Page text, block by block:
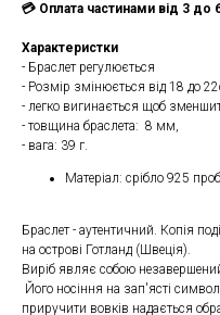
💳 Оплата частинами від 3 до
Характеристки
- Браслет регулюється
- Розмір змінюється від 18 до
- легко вигинається щоб
- товщина браслета: 8 мм,
- вага: 39 г.
Матеріал: срібло 925
Браслет - аутентичний. Копія
на острові Готланд (Швеція).
Виріб являє собою
Його носіння на зап'ясті
приручити вовків надається